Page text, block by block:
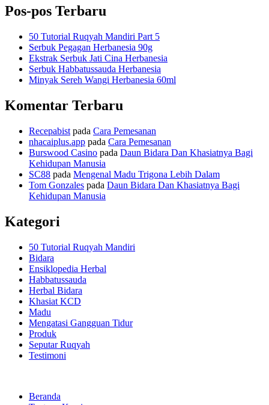
Pos-pos Terbaru
50 Tutorial Ruqyah Mandiri Part 5
Serbuk Pegagan Herbanesia 90g
Ekstrak Serbuk Jati Cina Herbanesia
Serbuk Habbatussauda Herbanesia
Minyak Sereh Wangi Herbanesia 60ml
Komentar Terbaru
Recepabist pada Cara Pemesanan
nhacaiplus.app pada Cara Pemesanan
Burswood Casino pada Daun Bidara Dan Khasiatnya Bagi
Kehidupan Manusia
SC88 pada Mengenal Madu Trigona Lebih Dalam
Tom Gonzales pada Daun Bidara Dan Khasiatnya Bagi
Kehidupan Manusia
Kategori
50 Tutorial Ruqyah Mandiri
Bidara
Ensiklopedia Herbal
Habbatussauda
Herbal Bidara
Khasiat KCD
Madu
Mengatasi Gangguan Tidur
Produk
Seputar Ruqyah
Testimoni
Beranda